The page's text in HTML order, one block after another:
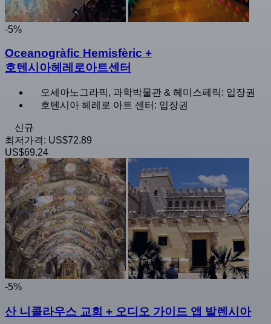
-5%
Oceanogràfic Hemisfèric +
호텐시아헤레로아트센터
오세아노그라픽, 과학박물관 & 헤미스페릭: 입장권
호텐시아 헤레로 아트 센터: 입장권
신규
최저가격: US$72.89
US$69.24
-5%
산 니콜라우스 교회 + 오디오 가이드 앱 발렌시아